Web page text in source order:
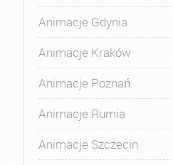
Animacje Gdynia
Animacje Kraków
Animacje Poznań
Animacje Rumia
Animacje Szczecin